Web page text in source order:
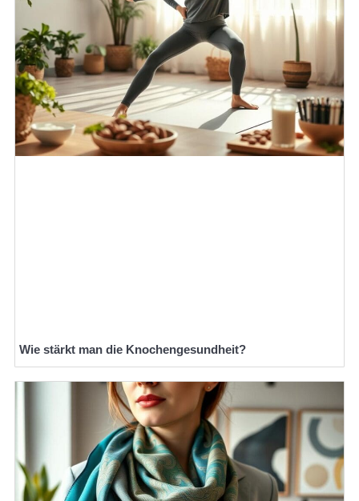
Wie stärkt man die Knochengesundheit?